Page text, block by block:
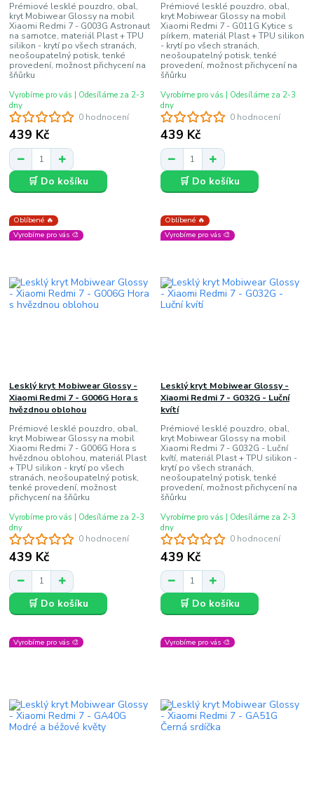
0 hodnocení
Prémiové lesklé pouzdro, obal,
kryt Mobiwear Glossy na mobil
Xiaomi Redmi 7 - G003G Astronaut
na samotce, materiál Plast + TPU
silikon - krytí po všech stranách,
neošoupatelný potisk, tenké
provedení, možnost přichycení na
šňůrku
439 Kč
Vyrobíme pro vás | Odesíláme za 2-3
dny
🛒 Do košíku
0 hodnocení
Prémiové lesklé pouzdro, obal,
kryt Mobiwear Glossy na mobil
Xiaomi Redmi 7 - G011G Kytice s
pírkem, materiál Plast + TPU silikon
- krytí po všech stranách,
neošoupatelný potisk, tenké
provedení, možnost přichycení na
šňůrku
439 Kč
Vyrobíme pro vás | Odesíláme za 2-3
dny
🛒 Do košíku
Oblíbené 🔥
Vyrobíme pro vás 🎨
0 hodnocení
Lesklý kryt Mobiwear Glossy -
Xiaomi Redmi 7 - G006G Hora s
hvězdnou oblohou
Prémiové lesklé pouzdro, obal,
kryt Mobiwear Glossy na mobil
Xiaomi Redmi 7 - G006G Hora s
hvězdnou oblohou, materiál Plast
+ TPU silikon - krytí po všech
stranách, neošoupatelný potisk,
tenké provedení, možnost
přichycení na šňůrku
439 Kč
Vyrobíme pro vás | Odesíláme za 2-3
dny
🛒 Do košíku
Oblíbené 🔥
Vyrobíme pro vás 🎨
0 hodnocení
Lesklý kryt Mobiwear Glossy -
Xiaomi Redmi 7 - G032G - Luční
kvítí
Prémiové lesklé pouzdro, obal,
kryt Mobiwear Glossy na mobil
Xiaomi Redmi 7 - G032G - Luční
kvítí, materiál Plast + TPU silikon -
krytí po všech stranách,
neošoupatelný potisk, tenké
provedení, možnost přichycení na
šňůrku
439 Kč
Vyrobíme pro vás | Odesíláme za 2-3
dny
🛒 Do košíku
Vyrobíme pro vás 🎨 Vyrobíme pro vás 🎨